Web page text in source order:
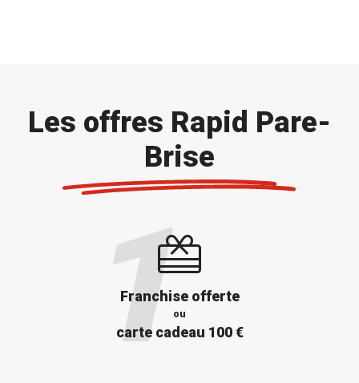
Les offres Rapid Pare-
Brise
Franchise offerte
ou
carte cadeau 100 €